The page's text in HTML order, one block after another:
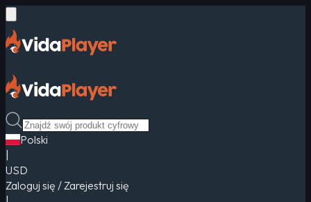
Polski
USD
Zaloguj się / Zarejestruj się